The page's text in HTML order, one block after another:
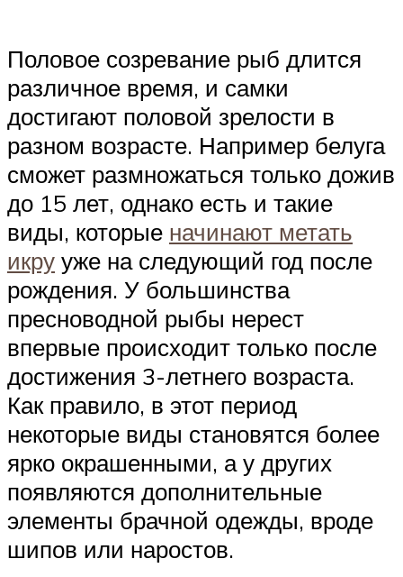
Половое созревание рыб длится
различное время, и самки
достигают половой зрелости в
разном возрасте. Например белуга
сможет размножаться только дожив
до 15 лет, однако есть и такие
виды, которые начинают метать
икру уже на следующий год после
рождения. У большинства
пресноводной рыбы нерест
впервые происходит только после
достижения 3-летнего возраста.
Как правило, в этот период
некоторые виды становятся более
ярко окрашенными, а у других
появляются дополнительные
элементы брачной одежды, вроде
шипов или наростов.